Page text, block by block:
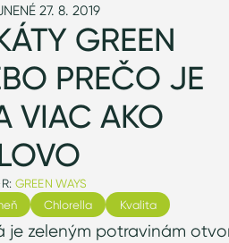
27. 8. 2019
GREEN
PREČO JE
VIAC AKO
GREEN WAYS
Chlorella Kvalita
je zeleným potravinám